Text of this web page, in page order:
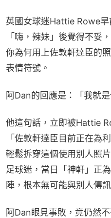
英國女球迷Hattie Rowe
「嗨，辣妹」後覺得不妥
你為何用上佐敦軒達臣的
表情符號。
阿Dan的回應是：「我就
他這句話，立即被Hattie
「佐敦軒達臣目前正在為
輕鬆拆穿這個使用別人照
足球迷，當日「神軒」正
陣，根本無可能與別人傳訊
阿Dan眼見事敗，竟仍然